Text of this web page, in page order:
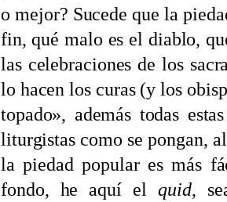
o mejor? Sucede que la
fin, qué malo es el diablo,
las celebraciones de los
lo hacen los curas (y los
topado», además todas
liturgistas como se pongan,
la piedad popular es más
fondo, he aquí elquid,